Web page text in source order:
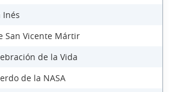
Inés
San Vicente Mártir
de la Vida
de la NASA